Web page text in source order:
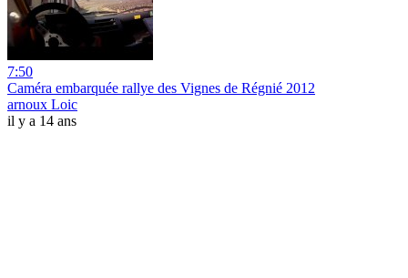
7:50
Caméra embarquée rallye des Vignes de Régnié 2012
arnoux Loic
il y a 14 ans